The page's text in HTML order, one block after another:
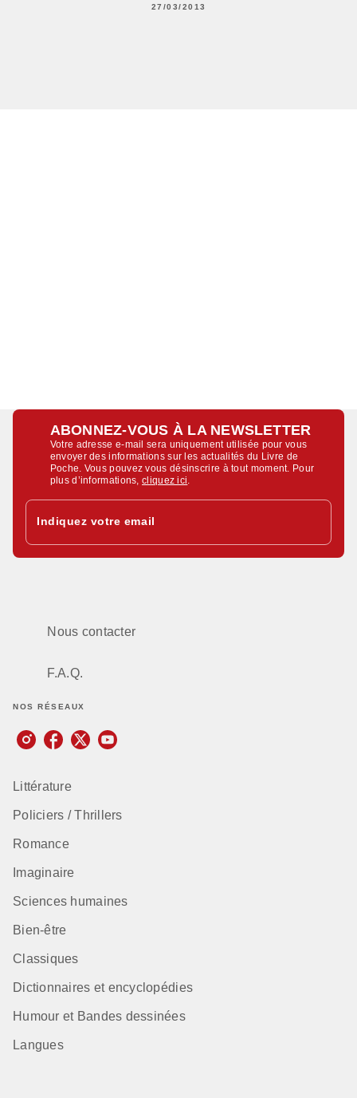
27/03/2013
ABONNEZ-VOUS À LA NEWSLETTER
Votre adresse e-mail sera uniquement utilisée pour vous
envoyer des informations sur les actualités du Livre de
Poche. Vous pouvez vous désinscrire à tout moment. Pour
plus d’informations,cliquez ici
Indiquez votre email
Nous contacter
F.A.Q.
NOS RÉSEAUX
Littérature
Policiers / Thrillers
Romance
Imaginaire
Sciences humaines
Bien-être
Classiques
Dictionnaires et encyclopédies
Humour et Bandes dessinées
Langues